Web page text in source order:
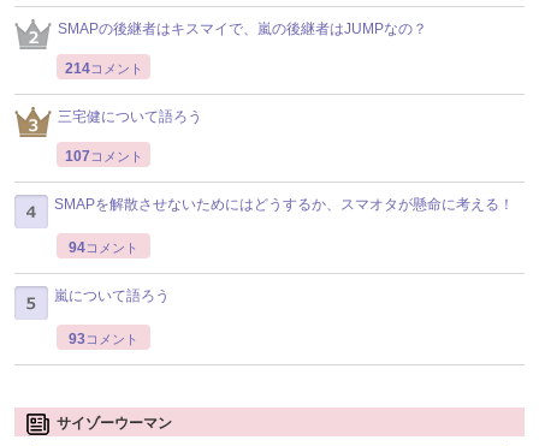
SMAPの後継者はキスマイで、嵐の後継者はJUMPなの？
214コメント
三宅健について語ろう
107 コメント
SMAPを解散させないためにはどうするか、スマオタが懸命に考える！
94コメント
嵐について語ろう
93コメント
サイゾーウーマン